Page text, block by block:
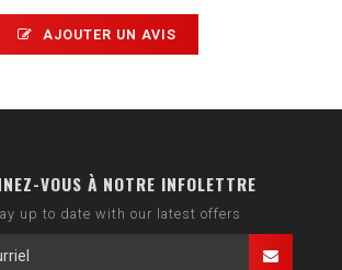
AJOUTER UN AVIS
VOUS À NOTRE INFOLETTRE
up to date with our latest offers